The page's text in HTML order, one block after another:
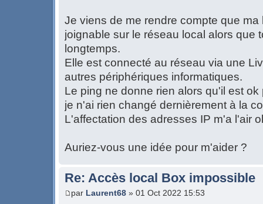
Je viens de me rendre compte que
joignable sur le réseau local alors que
longtemps.
Elle est connecté au réseau via une
autres périphériques informatiques.
Le ping ne donne rien alors qu'il est
je n'ai rien changé dernièrement à la
L'affectation des adresses IP m'a l'air
Auriez-vous une idée pour m'aider ?
Re: Accès local Box impossible
par Laurent68 » 01 Oct 2022 15:53